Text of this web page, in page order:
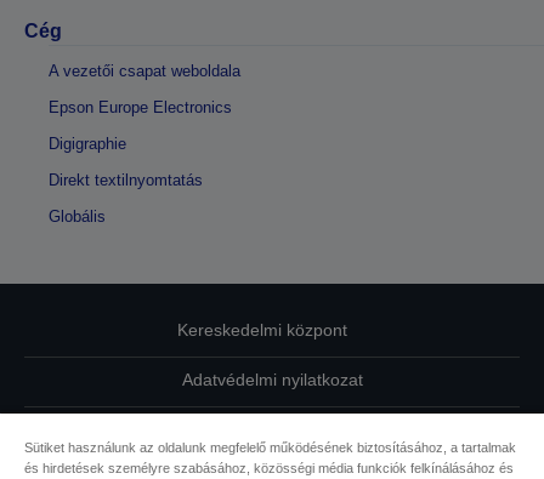
Cég
A vezetői csapat weboldala
Epson Europe Electronics
Digigraphie
Direkt textilnyomtatás
Globális
Kereskedelmi központ
Adatvédelmi nyilatkozat
Sütiket használunk az oldalunk megfelelő működésének biztosításához, a tartalmak
és hirdetések személyre szabásához, közösségi média funkciók felkínálásához és